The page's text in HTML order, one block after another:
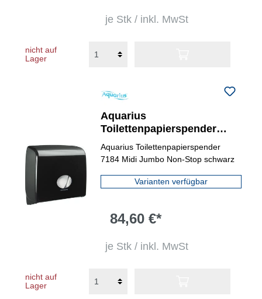
je Stk / inkl. MwSt
nicht auf
Lager
Aquarius
Toilettenpapierspender
Jumbo
Aquarius Toilettenpapierspender
7184 Midi Jumbo Non-Stop schwarz
Varianten verfügbar
84,60 €*
je Stk / inkl. MwSt
nicht auf
Lager